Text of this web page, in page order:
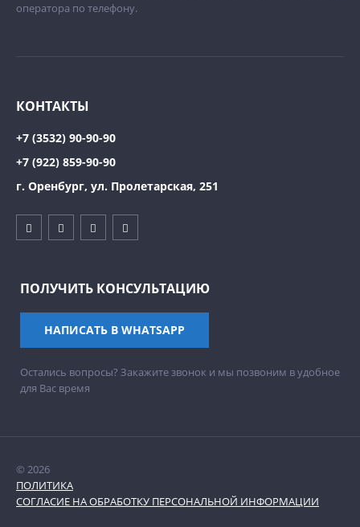
оператора по телефону.
КОНТАКТЫ
+7 (3532) 90-90-90
+7 (922) 859-90-90
г. Оренбург, ул. Пролетарская, 251
ПОЛУЧИТЬ КОНСУЛЬТАЦИЮ
НАПИСАТЬ В WHATSAPP
Остались вопросы? Закажите звонок и мы позвоним в удобное
для Вас время
© 2026
ПОЛИТИКА
СОГЛАСИЕ НА ОБРАБОТКУ ПЕРСОНАЛЬНОЙ ИНФОРМАЦИИ